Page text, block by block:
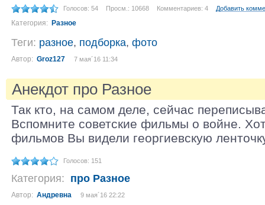
Голосов: 54 Просм.: 10668 Комментариев: 4 Добавить
Категория: Разное
Теги: разное, подборка, фото
Автор: Groz127 7 мая´16 11:34
Анекдот про Разное
Так кто, на самом деле, сейчас
Вспомните советские фильмы о войне.
фильмов Вы видели георгиевскую
Голосов: 151
Категория: про Разное
Автор: Андревна 9 мая´16 22:22